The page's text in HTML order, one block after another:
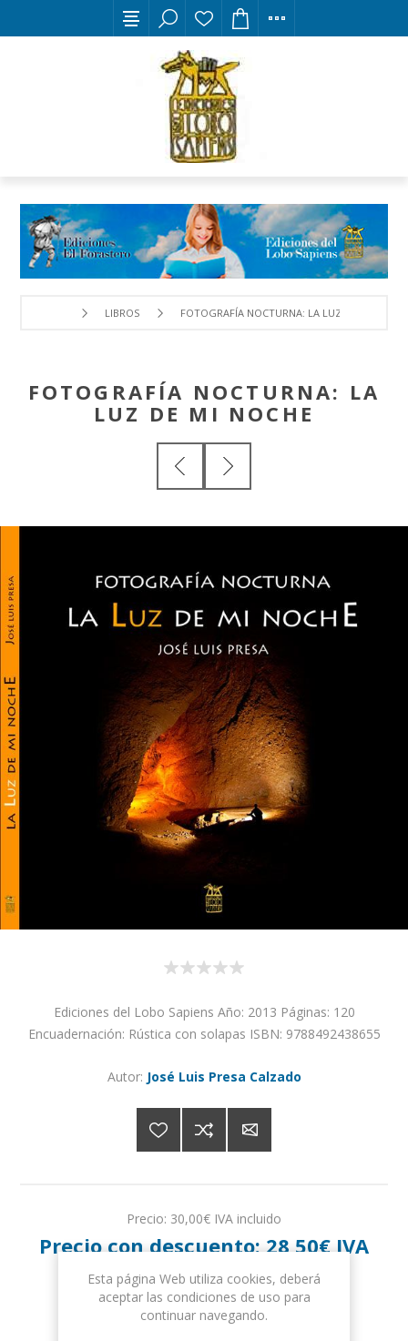
LIBROS FOTOGRAFÍA NOCTURNA: LA LUZ DE MI NOCHE
FOTOGRAFÍA NOCTURNA: LA
LUZ DE MI NOCHE
Ediciones del Lobo Sapiens Año: 2013 Páginas: 120
Encuadernación: Rústica con solapas ISBN: 9788492438655
Autor: José Luis Presa Calzado
Precio: 30,00€ IVA incluido
Precio con descuento: 28,50€ IVA
incluido
COMPRAR
Esta página Web utiliza cookies, deberá
aceptar las condiciones de uso para
continuar navegando.